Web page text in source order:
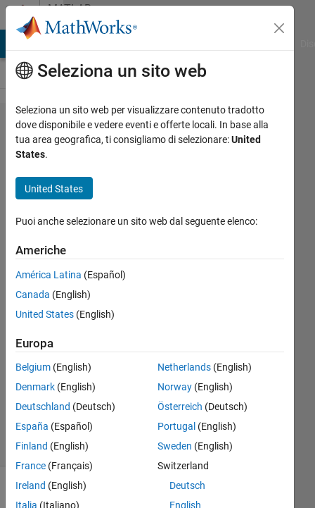
Vai al contenutoMATLAB
Answers
Compare
elements
cell array
Tha
saliem
28 Dic
2017
1
Risposta
accettata
Aggiornato
2 Gen 2018
Visualizzazioni
(30 giorni)
Seleziona un sito web
Seleziona un sito web per visualizzare contenuto tradotto
dove disponibile e vedere eventi e offerte locali. In base alla
tua area geografica, ti consigliamo di selezionare:United
States.
United States
Puoi anche selezionare un sito web dal seguente elenco:
Americhe
América Latina (Español)
Canada (English)
United States (English)
Europa
Belgium (English)
Denmark (English)
Deutschland (Deutsch)
España (Español)
Finland (English)
France (Français)
Ireland (English)
Italia (Italiano)
Netherlands(English)
Norway(English)
Österreich (Deutsch)
Portugal (English)
Sweden (English)
Switzerland
Deutsch
English